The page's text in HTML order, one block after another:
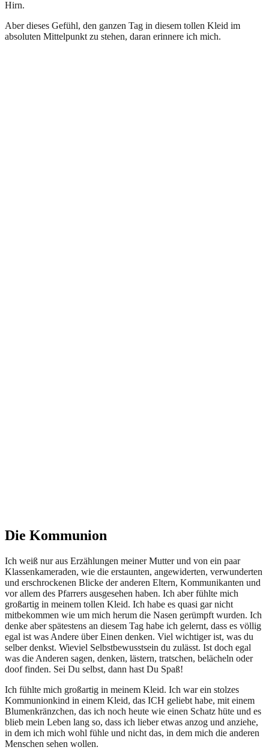
Hirn.
Aber dieses Gefühl, den ganzen Tag in diesem tollen Kleid im
absoluten Mittelpunkt zu stehen, daran erinnere ich mich.
Die Kommunion
Ich weiß nur aus Erzählungen meiner Mutter und von ein paar
Klassenkameraden, wie die erstaunten, angewiderten, verwunderten
und erschrockenen Blicke der anderen Eltern, Kommunikanten und
vor allem des Pfarrers ausgesehen haben. Ich aber fühlte mich
großartig in meinem tollen Kleid. Ich habe es quasi gar nicht
mitbekommen wie um mich herum die Nasen gerümpft wurden. Ich
denke aber spätestens an diesem Tag habe ich gelernt, dass es völlig
egal ist was Andere über Einen denken. Viel wichtiger ist, was du
selber denkst. Wieviel Selbstbewusstsein du zulässt. Ist doch egal
was die Anderen sagen, denken, lästern, tratschen, belächeln oder
doof finden. Sei Du selbst, dann hast Du Spaß!
Ich fühlte mich großartig in meinem Kleid. Ich war ein stolzes
Kommunionkind in einem Kleid, das ICH geliebt habe, mit einem
Blumenkränzchen, das ich noch heute wie einen Schatz hüte und es
blieb mein Leben lang so, dass ich lieber etwas anzog und anziehe,
in dem ich mich wohl fühle und nicht das, in dem mich die anderen
Menschen sehen wollen.